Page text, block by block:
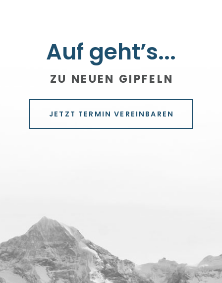
Auf geht’s...
ZU NEUEN GIPFELN
JETZT TERMIN VEREINBAREN